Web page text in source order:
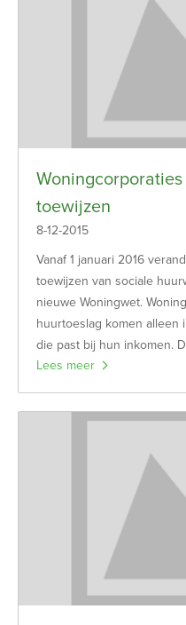
toewijzen
8-12-2015
Vanaf 1 januari 2016
toewijzen van sociale
nieuwe Woningwet.
huurtoeslag komen alleen
die past bij hun inkomen.
Lees meer